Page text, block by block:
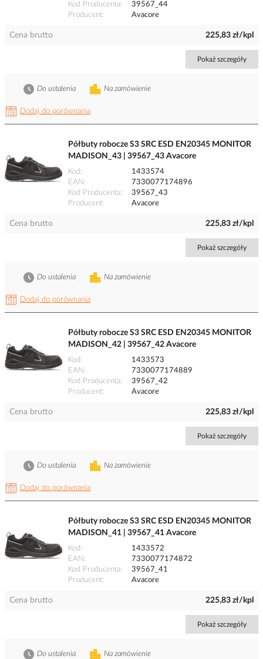
Kod Producenta
39567_44
Producent
Avacore
Cena brutto 225,83 zł/kpl
Pokaż szczegóły
Dodaj do porównania
Na zamówienie
Do ustalenia
Półbuty robocze S3 SRC ESD EN20345 MONITOR
MADISON_43 | 39567_43 Avacore
Kod
1433574
EAN
7330077174896
Kod Producenta
39567_43
Producent
Avacore
Cena brutto 225,83 zł/kpl
Pokaż szczegóły
Dodaj do porównania
Na zamówienie
Do ustalenia
Półbuty robocze S3 SRC ESD EN20345 MONITOR
MADISON_42 | 39567_42 Avacore
Kod
1433573
EAN
7330077174889
Kod Producenta
39567_42
Producent
Avacore
Cena brutto 225,83 zł/kpl
Pokaż szczegóły
Dodaj do porównania
Na zamówienie
Do ustalenia
Półbuty robocze S3 SRC ESD EN20345 MONITOR
MADISON_41 | 39567_41 Avacore
Kod
1433572
EAN
7330077174872
Kod Producenta
39567_41
Producent
Avacore
Cena brutto 225,83 zł/kpl
Pokaż szczegóły
Na zamówienie
Do ustalenia